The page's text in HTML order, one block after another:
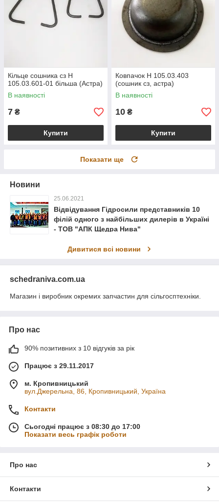
Кільце сошника сз Н
105.03.601-01 більша (Астра)
В наявності
7 ₴
Купити
Ковпачок Н 105.03.403
(сошник сз, астра)
В наявності
10 ₴
Купити
Показати ще
Новини
25.06.2021
Відвідування Гідросили представників 10
філій одного з найбільших дилерів в Україні
- ТОВ "АПК Щедра Нива"
Дивитися всі новини
schedraniva.com.ua
Магазин і виробник окремих запчастин для сільгосптехніки.
Про нас
90% позитивних з 10 відгуків за рік
Працює з 29.11.2017
м. Кропивницький
вул.Джерельна, 86, Кропивницький, Україна
Контакти
Сьогодні працює з 08:30 до 17:00
Показати весь графік роботи
Про нас
Контакти